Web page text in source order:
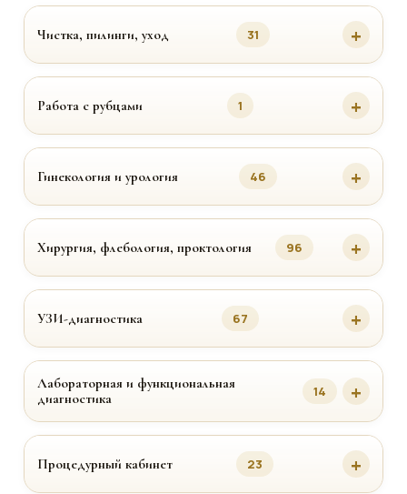
Чистка, пилинги, уход 31
Работа с рубцами 1
Гинекология и урология 46
Хирургия, флебология, проктология 96
УЗИ-диагностика 67
Лабораторная и функциональная
диагностика
14
Процедурный кабинет 23